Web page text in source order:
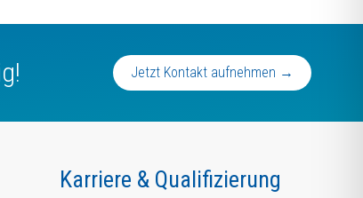
Jetzt Kontakt aufnehmen →
Karriere & Qualifizierung